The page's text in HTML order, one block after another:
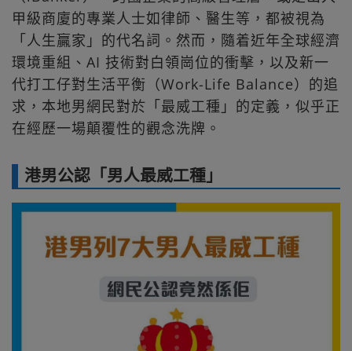
甲級商廈的專業人士如律師、醫生等，都被視為
「人生贏家」的代名詞。然而，隨着近年全球經濟
環境重組、AI 技術對白領崗位的衝擊，以及新一
代打工仔對生活平衡（Work-Life Balance）的追
求，本地男網民對於「最威工種」的定義，似乎正
在經歷一場顛覆性的觀念洗牌。
港男公認「男人最威工種」